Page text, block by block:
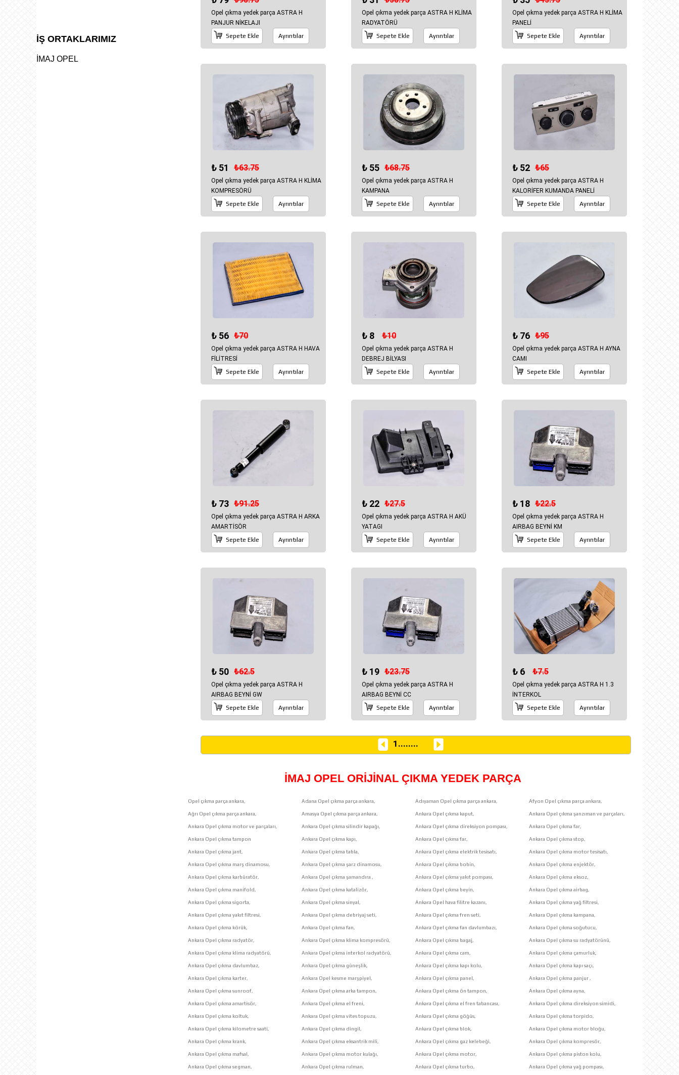
İŞ ORTAKLARIMIZ
İMAJ OPEL
Opel çıkma yedek parça ASTRA H
PANJUR NİKELAJI
Sepete Ekle
Ayrıntılar
Opel çıkma yedek parça ASTRA H KLİMA
RADYATÖRÜ
Sepete Ekle
Ayrıntılar
Opel çıkma yedek parça ASTRA H KLİMA
PANELİ
Sepete Ekle
Ayrıntılar
₺ 51 ₺63.75
Opel çıkma yedek parça ASTRA H KLİMA
KOMPRESÖRÜ
Sepete Ekle
Ayrıntılar
₺ 55 ₺68.75
Opel çıkma yedek parça ASTRA H
KAMPANA
Sepete Ekle
Ayrıntılar
₺ 52 ₺65
Opel çıkma yedek parça ASTRA H
KALORİFER KUMANDA PANELİ
Sepete Ekle
Ayrıntılar
₺ 56 ₺70
Opel çıkma yedek parça ASTRA H HAVA
FİLİTRESİ
Sepete Ekle
Ayrıntılar
₺ 8 ₺10
Opel çıkma yedek parça ASTRA H
DEBREJ BİLYASI
Sepete Ekle
Ayrıntılar
₺ 76 ₺95
Opel çıkma yedek parça ASTRA H AYNA
CAMI
Sepete Ekle
Ayrıntılar
₺ 73 ₺91.25
Opel çıkma yedek parça ASTRA H ARKA
AMARTİSÖR
Sepete Ekle
Ayrıntılar
₺ 22 ₺27.5
Opel çıkma yedek parça ASTRA H AKÜ
YATAGI
Sepete Ekle
Ayrıntılar
₺ 18 ₺22.5
Opel çıkma yedek parça ASTRA H
AIRBAG BEYNİ KM
Sepete Ekle
Ayrıntılar
₺ 50 ₺62.5
Opel çıkma yedek parça ASTRA H
AIRBAG BEYNİ GW
Sepete Ekle
Ayrıntılar
₺ 19 ₺23.75
Opel çıkma yedek parça ASTRA H
AIRBAG BEYNİ CC
Sepete Ekle
Ayrıntılar
₺ 6 ₺7.5
Opel çıkma yedek parça ASTRA H 1.3
İNTERKOL
Sepete Ekle
Ayrıntılar
1 ........
İMAJ OPEL ORİJİNAL ÇIKMA YEDEK PARÇA
Opel çıkma parça ankara, Adana Opel çıkma parça ankara, Adıyaman Opel çıkma parça ankara, Afyon Opel çıkma parça ankara,
Ağrı Opel çıkma parça ankara, Amasya Opel çıkma parça ankara, Ankara Opel çıkma kaput, Ankara Opel çıkma şanzıman ve parçaları,
Ankara Opel çıkma motor ve parçaları, Ankara Opel çıkma silindir kapağı, Ankara Opel çıkma direksiyon pompası, Ankara Opel çıkma far,
Ankara Opel çıkma tampon Ankara Opel çıkma kapı, Ankara Opel çıkma far, Ankara Opel çıkma stop,
Ankara Opel çıkma jant, Ankara Opel çıkma tabla, Ankara Opel çıkma elektrik tesisatı, Ankara Opel çıkma motor tesisatı,
Ankara Opel çıkma marş dinamosu, Ankara Opel çıkma şarz dinamosu, Ankara Opel çıkma bobin, Ankara Opel çıkma enjektör,
Ankara Opel çıkma karbüratör, Ankara Opel çıkma şamandıra , Ankara Opel çıkma yakıt pompası, Ankara Opel çıkma eksoz,
Ankara Opel çıkma manifold, Ankara Opel çıkma katalizör, Ankara Opel çıkma beyin, Ankara Opel çıkma airbag,
Ankara Opel çıkma sigorta, Ankara Opel çıkma sinyal, Ankara Opel hava filitre kazanı, Ankara Opel çıkma yağ filtresi,
Ankara Opel çıkma yakıt filtresi, Ankara Opel çıkma debriyaj seti, Ankara Opel çıkma fren seti, Ankara Opel çıkma kampana,
Ankara Opel çıkma körük, Ankara Opel çıkma fan, Ankara Opel çıkma fan davlumbazı, Ankara Opel çıkma soğutucu,
Ankara Opel çıkma radyatör, Ankara Opel çıkma klima kompresörü, Ankara Opel çıkma bagaj, Ankara Opel çıkma su radyatörünü,
Ankara Opel çıkma klima radyatörü, Ankara Opel çıkma interkol radyatörü, Ankara Opel çıkma cam, Ankara Opel çıkma çamurluk,
Ankara Opel çıkma davlumbaz, Ankara Opel çıkma güneşlik, Ankara Opel çıkma kapı kolu, Ankara Opel çıkma kapı saçı,
Ankara Opel çıkma karter, Ankara Opel kesme marşpiyel, Ankara Opel çıkma panel, Ankara Opel çıkma panjur ,
Ankara Opel çıkma sunroof, Ankara Opel çıkma arka tampon, Ankara Opel çıkma ön tampon, Ankara Opel çıkma ayna,
Ankara Opel çıkma amartisör, Ankara Opel çıkma el freni, Ankara Opel çıkma el fren tabancası, Ankara Opel çıkma direksiyon simidi,
Ankara Opel çıkma koltuk, Ankara Opel çıkma vites topuzu, Ankara Opel çıkma göğüs, Ankara Opel çıkma torpido,
Ankara Opel çıkma kilometre saati, Ankara Opel çıkma dingil, Ankara Opel çıkma blok, Ankara Opel çıkma motor bloğu,
Ankara Opel çıkma krank, Ankara Opel çıkma eksantrik mili, Ankara Opel çıkma gaz kelebeği, Ankara Opel çıkma kompresör,
Ankara Opel çıkma mafsal, Ankara Opel çıkma motor kulağı, Ankara Opel çıkma motor, Ankara Opel çıkma piston kolu,
Ankara Opel çıkma segman, Ankara Opel çıkma rulman, Ankara Opel çıkma turbo, Ankara Opel çıkma yağ pompası,